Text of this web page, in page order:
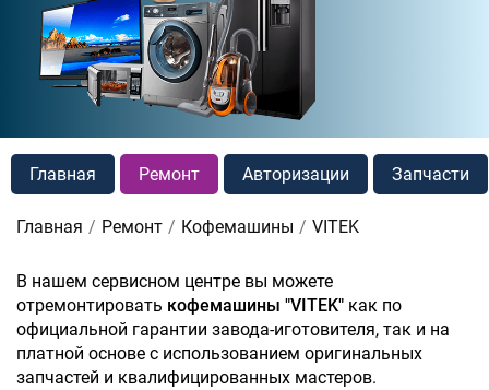
Главная Ремонт Авторизации Запчасти
Главная Ремонт Кофемашины VITEK
В нашем сервисном центре вы можете
отремонтировать кофемашины "VITEK" как по
официальной гарантии завода-иготовителя, так и на
платной основе с использованием оригинальных
запчастей и квалифицированных мастеров.